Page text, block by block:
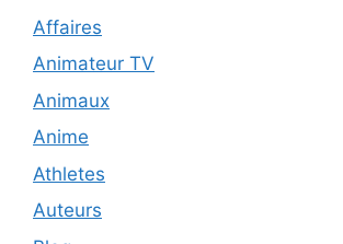
Affaires
Animateur TV
Animaux
Anime
Athletes
Auteurs